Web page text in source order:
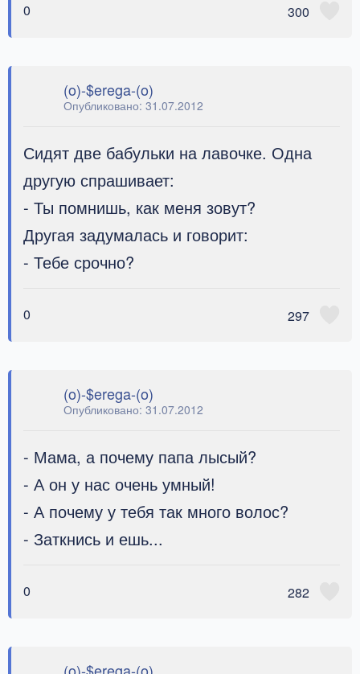
0 300
(o)-$erega-(o)
Опубликовано: 31.07.2012
Сидят две бабульки на лавочке. Одна
другую спрашивает:
- Ты помнишь, как меня зовут?
Другая задумалась и говорит:
- Тебе срочно?
0 297
(o)-$erega-(o)
Опубликовано: 31.07.2012
- Мама, а почему папа лысый?
- А он у нас очень умный!
- А почему у тебя так много волос?
- Заткнись и ешь...
0 282